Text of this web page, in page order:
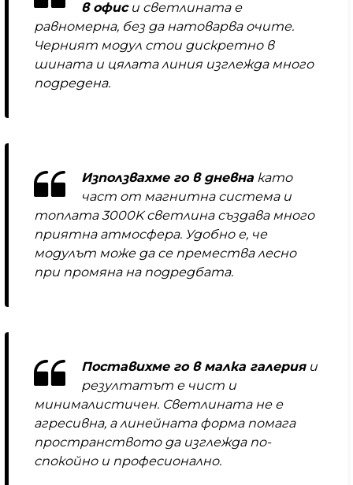
в офиси светлината е
равномерна, без да натоварва очите.
Черният модул стои дискретно в
шината и цялата линия изглежда много
подредена.
Използвахме го в дневна като
част от магнитна система и
топлата 3000K светлина създава много
приятна атмосфера. Удобно е, че
модулът може да се премества лесно
при промяна на подредбата.
Поставихме го в малка галерияи
резултатът е чист и
минималистичен. Светлината не е
агресивна, а линейната форма помага
пространството да изглежда по-
спокойно и професионално.